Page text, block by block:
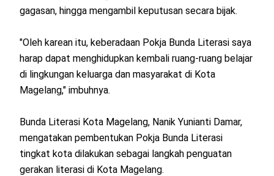
gagasan, hingga mengambil keputusan secara bijak.
"Oleh karean itu, keberadaan Pokja Bunda Literasi saya
harap dapat menghidupkan kembali ruang-ruang belajar
di lingkungan keluarga dan masyarakat di Kota
Magelang," imbuhnya.
Bunda Literasi Kota Magelang, Nanik Yunianti Damar,
mengatakan pembentukan Pokja Bunda Literasi
tingkat kota dilakukan sebagai langkah penguatan
gerakan literasi di Kota Magelang.